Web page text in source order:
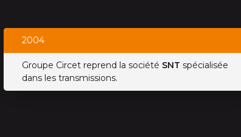
2004
Groupe Circet reprend la société SNT spécialisée
dans les transmissions.